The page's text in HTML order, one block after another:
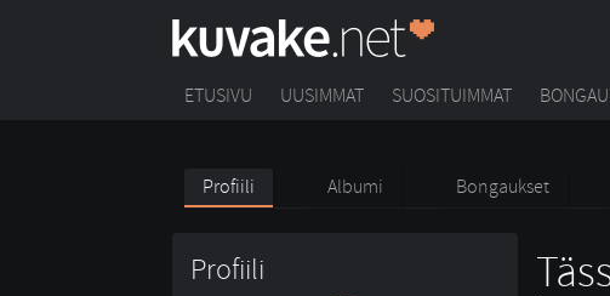
ETUSIVU UUSIMMAT SUOSITUIMMAT
Profiili Albumi Bongaukset
Profiili